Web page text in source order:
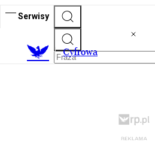
Serwisy
Cyfrowa